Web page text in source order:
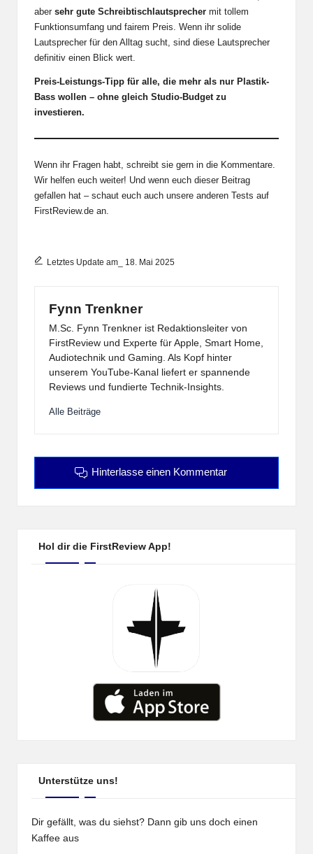
aber sehr gute Schreibtischlautsprecher mit tollem
Funktionsumfang und fairem Preis. Wenn ihr solide
Lautsprecher für den Alltag sucht, sind diese Lautsprecher
definitiv einen Blick wert.
Preis-Leistungs-Tipp für alle, die mehr als nur Plastik-
Bass wollen – ohne gleich Studio-Budget zu
investieren.
Wenn ihr Fragen habt, schreibt sie gern in die Kommentare.
Wir helfen euch weiter! Und wenn euch dieser Beitrag
gefallen hat – schaut euch auch unsere anderen Tests auf
FirstReview.de an.
Letztes Update am_ 18. Mai 2025
Fynn Trenkner
M.Sc. Fynn Trenkner ist Redaktionsleiter von
FirstReview und Experte für Apple, Smart Home,
Audiotechnik und Gaming. Als Kopf hinter
unserem YouTube-Kanal liefert er spannende
Reviews und fundierte Technik-Insights.
Alle Beiträge
Hinterlasse einen Kommentar
Hol dir die FirstReview App!
Unterstütze uns!
Dir gefällt, was du siehst? Dann gib uns doch einen
Kaffee aus